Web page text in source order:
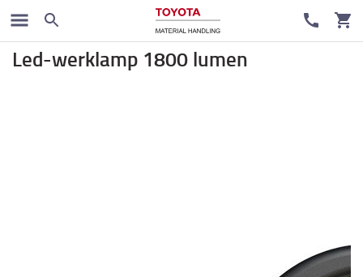
Verlichting
Led-werklamp 1800 lumen